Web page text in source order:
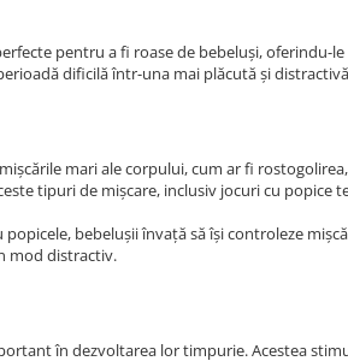
pentru a fi roase de bebeluși, oferindu-le
dificilă într-una mai plăcută și
mari ale corpului, cum ar fi rostogolirea,
tipuri de mișcare, inclusiv jocuri cu popice
bebelușii învață să își controleze
mod distractiv.
în dezvoltarea lor timpurie. Acestea